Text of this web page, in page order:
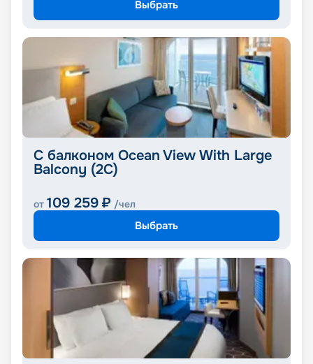
Выбрать
С балконом Ocean View With Large
Balcony (2C)
от 109 259 ₽ /чел
Выбрать